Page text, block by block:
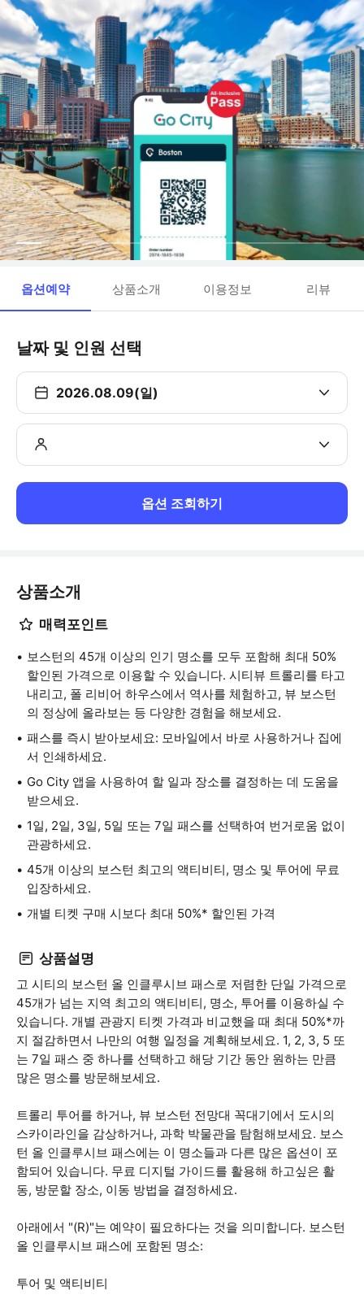
옵션예약 상품소개 이용정보 리뷰
날짜 및 인원 선택
2026.08.09(일)
옵션 조회하기
상품소개
매력포인트
보스턴의 45개 이상의 인기 명소를 모두 포함해 최대 50%
할인된 가격으로 이용할 수 있습니다. 시티뷰 트롤리를 타고
내리고, 폴 리비어 하우스에서 역사를 체험하고, 뷰 보스턴
의 정상에 올라보는 등 다양한 경험을 해보세요.
패스를 즉시 받아보세요: 모바일에서 바로 사용하거나 집에
서 인쇄하세요.
Go City 앱을 사용하여 할 일과 장소를 결정하는 데 도움을
받으세요.
1일, 2일, 3일, 5일 또는 7일 패스를 선택하여 번거로움 없이
관광하세요.
45개 이상의 보스턴 최고의 액티비티, 명소 및 투어에 무료
입장하세요.
개별 티켓 구매 시보다 최대 50%* 할인된 가격
상품설명
고 시티의 보스턴 올 인클루시브 패스로 저렴한 단일 가격으로
45개가 넘는 지역 최고의 액티비티, 명소, 투어를 이용하실 수
있습니다. 개별 관광지 티켓 가격과 비교했을 때 최대 50%*까
지 절감하면서 나만의 여행 일정을 계획해보세요. 1, 2, 3, 5 또
는 7일 패스 중 하나를 선택하고 해당 기간 동안 원하는 만큼
많은 명소를 방문해보세요.
트롤리 투어를 하거나, 뷰 보스턴 전망대 꼭대기에서 도시의
스카이라인을 감상하거나, 과학 박물관을 탐험해보세요. 보스
턴 올 인클루시브 패스에는 이 명소들과 다른 많은 옵션이 포
함되어 있습니다. 무료 디지털 가이드를 활용해 하고싶은 활
동, 방문할 장소, 이동 방법을 결정하세요.
아래에서 "(R)"는 예약이 필요하다는 것을 의미합니다. 보스턴
올 인클루시브 패스에 포함된 명소:
투어 및 액티비티